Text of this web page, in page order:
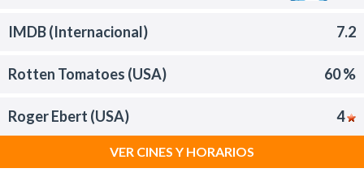
IMDB (Internacional) 7.2
Rotten Tomatoes (USA) 60 %
Roger Ebert (USA) 4
VER CINES Y HORARIOS